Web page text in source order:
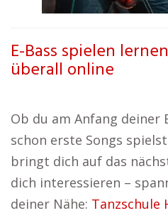
E-Bass spielen
überall online
Ob du am Anfang deiner
schon erste Songs
bringt dich auf das
dich interessieren –
deiner Nähe: Tanzschule